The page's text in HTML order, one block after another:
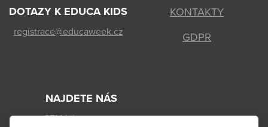
DOTAZY K EDUCA KIDS
registrace@educaweek.cz
KONTAKTY
GDPR
NAJDETE NÁS
SFM Liberec s.r.o.